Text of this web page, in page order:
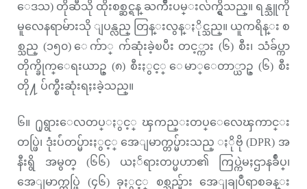
ေဒသ) တိုဆီသို ထိုးစစ္ဆင္ရန္ ႀကိဳးပမ္းလ်က္ရွိသည္။ ရန္သူကို
မူလေနရာမ်ားသို ျပန္လည္ တြန္းလွန္ႏိုင္သည္။ ယူကရိန္း စ
စ္သည္ (၁၅၀) ေက်ာ္ က်ဆုံးခဲ့ၿပီး တင့္ကား (၆) စီး၊ သံခ်ပ္ကာ
တိုက္ခိုက္ေရးယာဥ္ (၈) စီးႏွင့္ ေမာ္ေတာ္ယာဥ္ (၆) စီး
တို႔ ပ်က္စီးဆုံးရႈးခဲ့သည္။
၆။ ႐ုရွားေလတပ္ႏွင့္ ၾကည္းတပ္ေလေၾကာင္း
တပ္ဖြဲ၊ ဒုံးပ်ံတပ္မ်ားႏွင့္ အေျမာက္တပ္မ်ားသည္ ႏိုဗို (DPR) အ
နီးရွိ အမွတ္ (၆၆) ယႏၲရားတပ္မဟာ၏ ကြပ္ကဲမႈဌာနခ်ဳပ္၊
အေျမာက္တပ္ဖြဲ (၄၆) ခုႏွင့္ စစ္သည္မ်ား အေျချပဳရာစခန္း